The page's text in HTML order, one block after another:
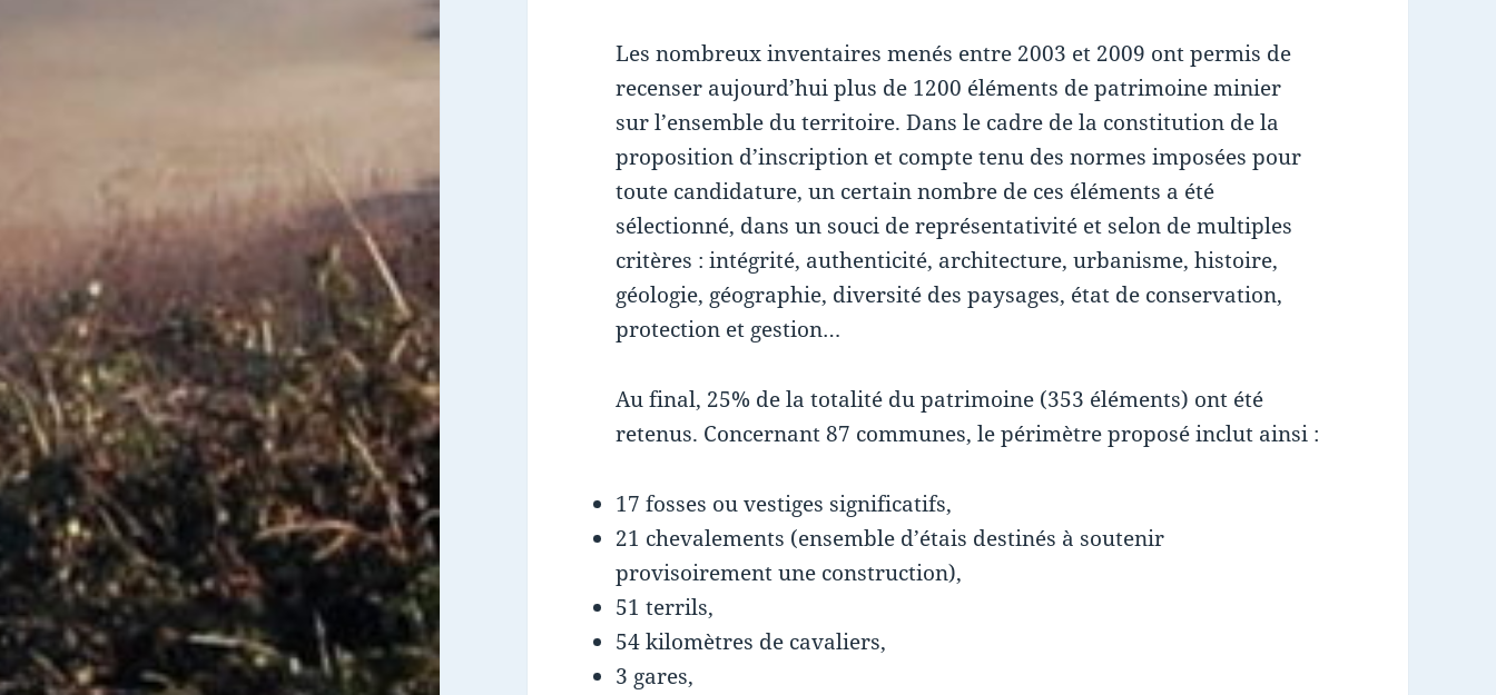
Les nombreux inventaires menés entre 2003 et 2009 ont permis de
recenser aujourd’hui plus de 1200 éléments de patrimoine minier
sur l’ensemble du territoire. Dans le cadre de la constitution de la
proposition d’inscription et compte tenu des normes imposées pour
toute candidature, un certain nombre de ces éléments a été
sélectionné, dans un souci de représentativité et selon de multiples
critères : intégrité, authenticité, architecture, urbanisme, histoire,
géologie, géographie, diversité des paysages, état de conservation,
protection et gestion…
Au final, 25% de la totalité du patrimoine (353 éléments) ont été
retenus. Concernant 87 communes, le périmètre proposé inclut ainsi :
17 fosses ou vestiges significatifs,
21 chevalements (ensemble d’étais destinés à soutenir
provisoirement une construction),
51 terrils,
54 kilomètres de cavaliers,
3 gares,